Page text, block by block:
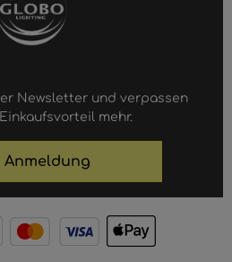
Newsletter und verpassen
mehr.
Anmeldung